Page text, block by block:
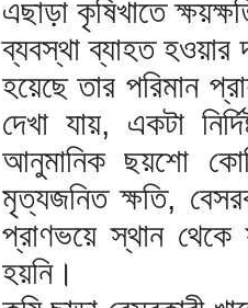
এছাড়া কৃষিখাতে
ব্যবস্থা ব্যাহত হওয়ার
হয়েছে তার পরিমান
দেখা যায়, একটা
আনুমানিক ছয়শো
মৃত্যজনিত ক্ষতি,
প্রাণভয়ে স্থান থেকে
হয়নি।